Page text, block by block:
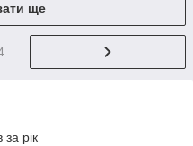
ще
за рік